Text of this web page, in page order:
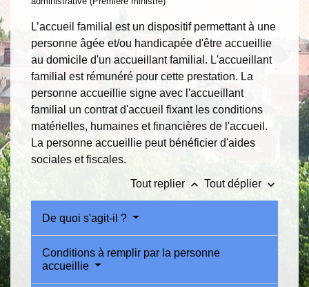
L’accueil familial est un dispositif permettant à une
personne âgée et/ou handicapée d'être accueillie
au domicile d'un accueillant familial. L'accueillant
familial est rémunéré pour cette prestation. La
personne accueillie signe avec l'accueillant
familial un contrat d'accueil fixant les conditions
matérielles, humaines et financières de l'accueil.
La personne accueillie peut bénéficier d'aides
sociales et fiscales.
Tout replier keyboard_arrow_up Tout déplier keyboard_arrow_down
De quoi s'agit-il ?
Conditions à remplir par la personne
accueillie